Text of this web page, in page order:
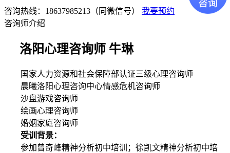
咨询热线：18637985213（同微信号）
我要预约
咨询师介绍
洛阳心理咨询师 牛琳
国家人力资源和社会保障部认证三级心理咨询师
晨曦洛阳心理咨询中心情感危机咨询师
沙盘游戏咨询师
绘画心理咨询师
婚姻家庭咨询师
受训背景：
参加曾奇峰精神分析初中培训；徐凯文精神分析初中培